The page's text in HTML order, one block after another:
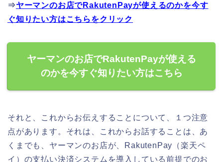
⇒ヤーマンのお店でRakutenPayが使えるのかを今す
ぐ知りたい方はこちらをクリック
ヤーマンのお店でRakutenPayが使える
のかを今すぐ知りたい方はこちら
それと、これからお伝えすることについて、１つ注意
点があります。それは、これからお話することは、あ
くまでも、ヤーマンのお店が、RakutenPay（楽天ペ
イ）の支払い決済システムを導入している前提でのお